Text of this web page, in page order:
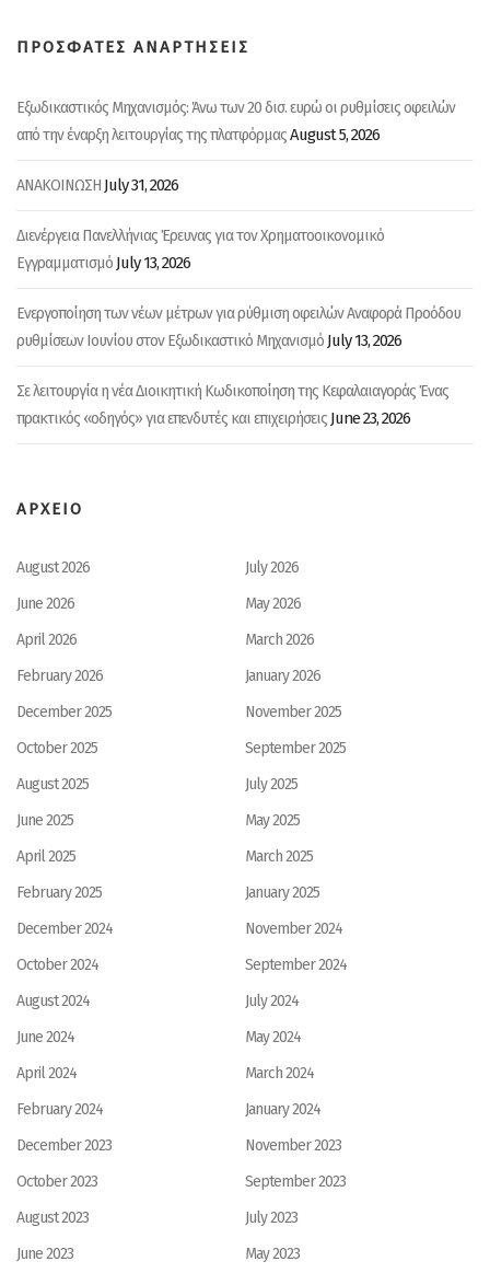
ΠΡΟΣΦΑΤΕΣ ΑΝΑΡΤΗΣΕΙΣ
Εξωδικαστικός Μηχανισμός: Άνω των 20 δισ. ευρώ οι ρυθμίσεις οφειλών
από την έναρξη λειτουργίας της πλατφόρμαςAugust 5, 2026
ΑΝΑΚΟΙΝΩΣΗ July 31, 2026
Διενέργεια Πανελλήνιας Έρευνας για τον Χρηματοοικονομικό
Εγγραμματισμό July 13, 2026
Ενεργοποίηση των νέων μέτρων για ρύθμιση οφειλών Αναφορά Προόδου
ρυθμίσεων Ιουνίου στον Εξωδικαστικό Μηχανισμό July 13, 2026
Σε λειτουργία η νέα Διοικητική Κωδικοποίηση της Κεφαλαιαγοράς Ένας
πρακτικός «οδηγός» για επενδυτές και επιχειρήσεις June 23, 2026
ΑΡΧΕΙΟ
August 2026
July 2026
June 2026
May 2026
April 2026
March 2026
February 2026
January 2026
December 2025
November 2025
October 2025
September 2025
August 2025
July 2025
June 2025
May 2025
April 2025
March 2025
February 2025
January 2025
December 2024
November 2024
October 2024
September 2024
August 2024
July 2024
June 2024
May 2024
April 2024
March 2024
February 2024
January 2024
December 2023
November 2023
October 2023
September 2023
August 2023
July 2023
June 2023
May 2023